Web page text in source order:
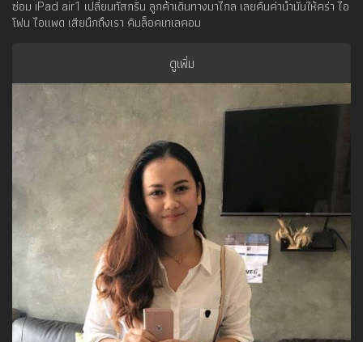
ซ่อม iPad air1 เปลี่ยนทัสกรีน ลูกค้าเดินทางมาไกล เลยคืนค่าน้ำมันให้คร่า ไอ
โฟน ไอแพด เสียนึกถึงเรา คิมล็อคเทเลคอม
ดูเพิ่ม